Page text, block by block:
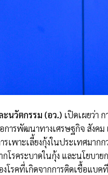
นวัตกรรม (อว.) เปิดเผยว่า
รพัฒนาทางเศรษฐกิจ สังคม
เพาะเลี้ยงกุ้งในประเทศมาก
รคระบาดในกุ้ง และนโยบา
คที่เกิดจากการติดเชื้อแบคที